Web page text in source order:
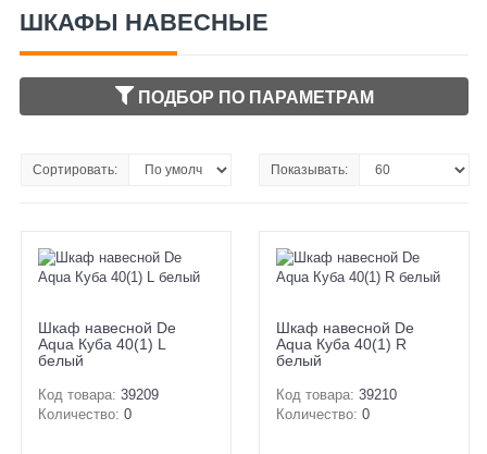
ШКАФЫ НАВЕСНЫЕ
ПОДБОР ПО ПАРАМЕТРАМ
Сортировать: Показывать:
Шкаф навесной De
Aqua Куба 40(1) L
белый
Код товара: 39209
Количество: 0
Шкаф навесной De
Aqua Куба 40(1) R
белый
Код товара: 39210
Количество: 0